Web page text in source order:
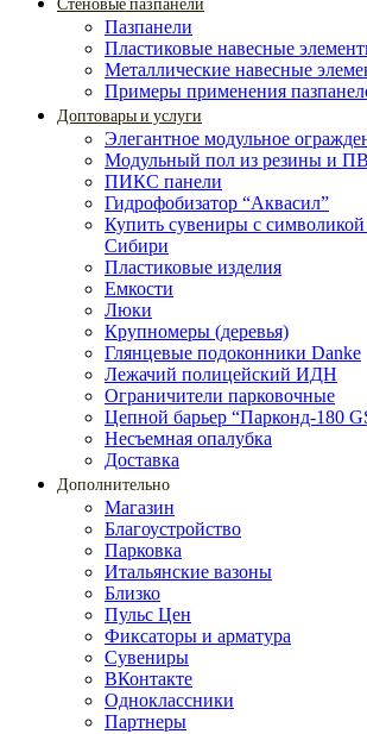
Стеновые пазпанели
Пазпанели
Пластиковые навесные
Металлические навесные
Примеры применения
Доптовары и услуги
Элегантное модульное
Модульный пол из резины и
ПИКС панели
Гидрофобизатор “Аквасил”
Купить сувениры с
Сибири
Пластиковые изделия
Емкости
Люки
Крупномеры (деревья)
Глянцевые подоконники Danke
Лежачий полицейский ИДН
Ограничители парковочные
Цепной барьер “Парконд-180
Несъемная опалубка
Доставка
Дополнительно
Магазин
Благоустройство
Парковка
Итальянские вазоны
Близко
Пульс Цен
Фиксаторы и арматура
Сувениры
ВКонтакте
Одноклассники
Партнеры